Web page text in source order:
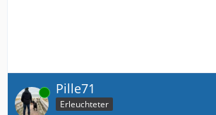
Online Pille71
Erleuchteter